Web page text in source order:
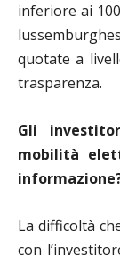
inferiore ai
quotate a
trasparenza.
Gli
mobilità
La difficoltà
con